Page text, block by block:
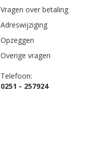
Vragen over betaling
Adreswijziging
Opzeggen
Overige vragen
Telefoon:
0251 - 257924